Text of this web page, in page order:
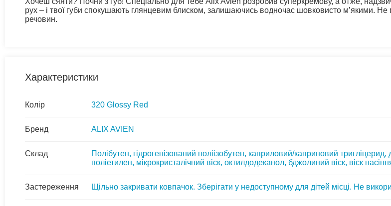
рух – і твої губи спокушають глянцевим блиском, залишаючись водночас шовковисто м’якими. Не
речовин.
Характеристики
Колір 320 Glossy Red
Бренд ALIX AVIEN
Склад
Полібутен, гідрогенізований поліізобутен, каприловий/каприновий
поліетилен, мікрокристалічний віск, октилдодеканол, бджолиний віск, віск
Застереження Щільно закривати ковпачок. Зберігати у недоступному для дітей місці. Не